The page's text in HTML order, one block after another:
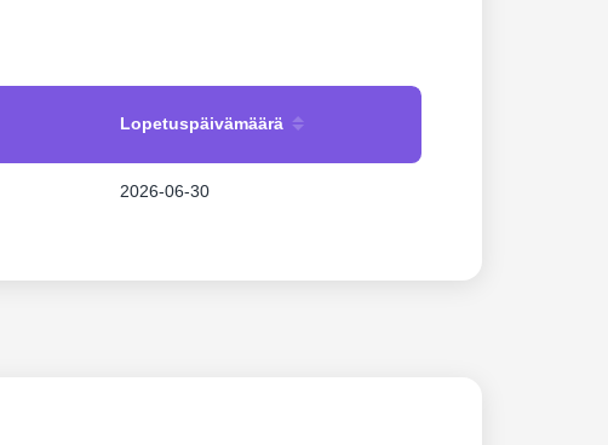
Lopetuspäivämäärä
2026-06-30